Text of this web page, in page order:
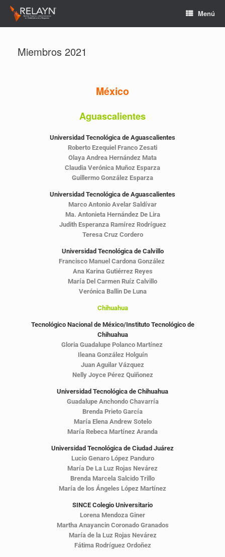
Menú
Miembros 2021
México
Aguascalientes
Universidad Tecnológica de Aguascalientes
Roberto Ezequiel Franco Zesati
Olaya Andrea Hernández Mata
Claudia Verónica Muñoz Esparza
Guillermo González Esparza
Universidad Tecnológica de Aguascalientes
Marco Antonio Avelar Saldívar
Ma. Antonieta Hernández De Lira
Judith Esperanza Ramírez Rodríguez
Teresa Cruz Cordero
Universidad Tecnológica de Calvillo
Francisco Manuel Cardona González
Ana Karina Gutiérrez Reyes
María Del Carmen Ruíz Calvillo
Verónica Ballin De Luna
Chihuahua
Tecnológico Nacional de México/Instituto Tecnológico de
Chihuahua
Gloria Guadalupe Polanco Martínez
Ileana González Holguín
Juan Aguilar Vázquez
Nelly Joyce Pérez Quiñonez
Universidad Tecnológica de Chihuahua
Guadalupe Anchondo Chavarría
Brenda Prieto García
María Elena Andrew Sotelo
María Rebeca Martínez Aranda
Universidad Tecnológica de Ciudad Juárez
Lucio Genaro López Panduro
María De La Luz Rojas Nevárez
Brenda Marcela Salcido Trillo
María de los Ángeles López Martínez
SINCE Colegio Universitario
Lorena Mendoza Giner
Martha Anayancin Coronado Granados
María de la Luz Rojas Nevárez
Fátima Rodríguez Ordoñez